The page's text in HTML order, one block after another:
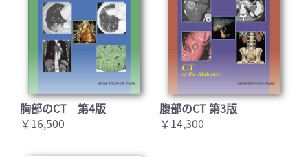
胸部のCT 第4版
￥16,500
腹部のCT 第3版
￥14,300